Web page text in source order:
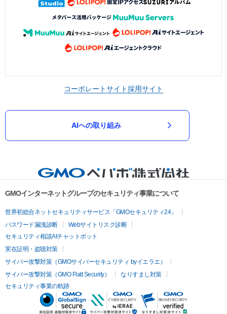
コーポレートサイト採用サイト
AIへの取り組み
GMOインターネットグループのセキュリティ事業について
世界初総合ネットセキュリティサービス「GMOセキュリティ24」
パスワード漏洩診断
Webサイトリスク診断
セキュリティ相談AIチャットボット
実在証明・盗聴対策
サイバー攻撃対策（GMOサイバーセキュリティ byイエラエ）
サイバー攻撃対策（GMO Flatt Security）
なりすまし対策
セキュリティ事業の軌跡